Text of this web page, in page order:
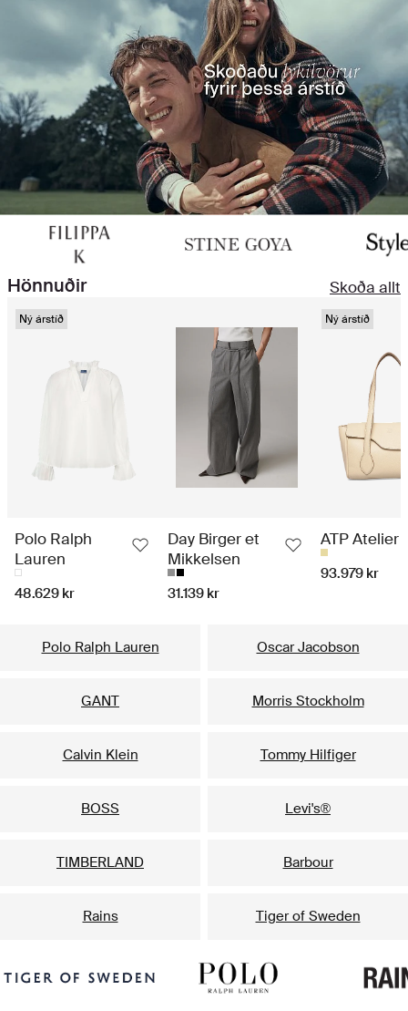
Hönnuðir Skoða allt
Ný árstíð
Polo Ralph
Lauren
48.629 kr
Day Birger et
Mikkelsen
31.139 kr
Ný árstíð
ATP Atelier
93.979 kr
Polo Ralph Lauren Oscar Jacobson
GANT Morris Stockholm
Calvin Klein Tommy Hilfiger
BOSS Levi's®
TIMBERLAND Barbour
Rains Tiger of Sweden